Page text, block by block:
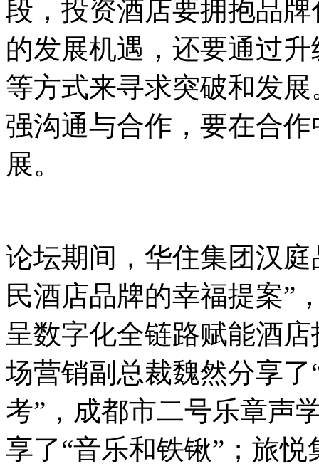
段，投资酒店要拥抱品
的发展机遇，还要通过
等方式来寻求突破和发
强沟通与合作，要在合
展。
论坛期间，华住集团汉
民酒店品牌的幸福提案”
呈数字化全链路赋能酒
场营销副总裁魏然分享
考”，成都市二号乐章声
享了“音乐和铁锹”；旅